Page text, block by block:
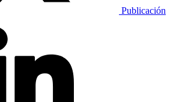
Publicación